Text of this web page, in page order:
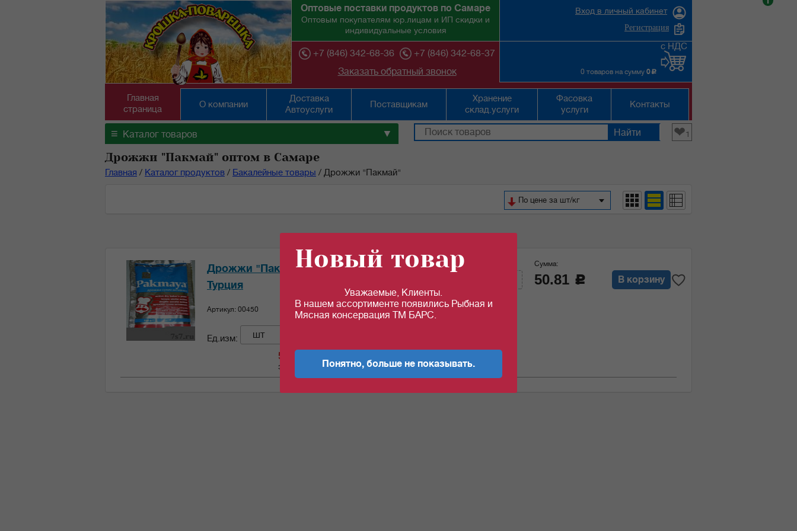
Оптовые поставки продуктов по Самаре
Оптовым покупателям юр.лицам и ИП скидки и
индивидуальные условия
+7 (846) 342-68-36
+7 (846) 342-68-37
Заказать обратный звонок
Вход в личный кабинет
Регистрация
0 товаров на сумму 0 c
с НДС
Главная
страница
О компании
Доставка
Автоуслуги
Поставщикам
Хранение
склад.услуги
Фасовка
услуги
Контакты
≡ Каталог товаров ▼ ❤1
Дрожжи "Пакмай" оптом в Самаре
Главная / Каталог продуктов / Бакалейные товары / Дрожжи "Пакмай"
По цене за шт/кг
Дрожжи "Пакмай" 100 гр *40шт/уп
Турция
Артикул: 00450
Ед.изм: шт
50.81
за 1 шт
Кол-во (шт):
Кол-во (уп.)
Сумма:
50.81 c В корзину
Новый товар
Уважаемые, Клиенты.
В нашем ассортименте появились Рыбная и
Мясная консервация ТМ БАРС.
Понятно, больше не показывать.